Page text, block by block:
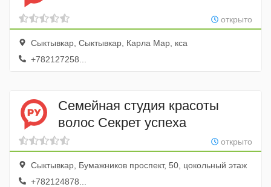
открыто
Сыктывкар, Сыктывкар, Карла Мар, кса
+782127258...
Семейная студия красоты
волос Секрет успеха
открыто
Сыктывкар, Бумажников проспект, 50, цокольный этаж
+782124878...